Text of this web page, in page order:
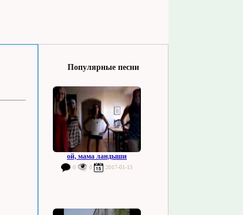
Популярные песни
ой, мама ландыши
0 0 2017-01-15